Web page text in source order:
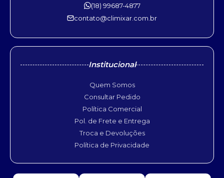
(18) 99687-4877
contato@climixar.com.br
Institucional
Quem Somos
Consultar Pedido
Política Comercial
Pol. de Frete e Entrega
Troca e Devoluções
Política de Privacidade